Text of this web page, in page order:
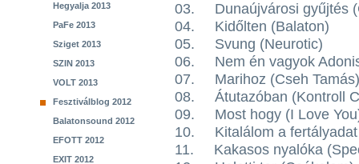
Hegyalja 2013
PaFe 2013
Sziget 2013
SZIN 2013
VOLT 2013
Fesztiválblog 2012
Balatonsound 2012
EFOTT 2012
EXIT 2012
03. Dunaújvárosi gyűjtés
04. Kidőlten (Balaton)
05. Svung (Neurotic)
06. Nem én vagyok
07. Marihoz (Cseh Tamás)
08. Átutazóban (Kontroll
09. Most hogy (I Love
10. Kitalálom a fertályadat
11. Kakasos nyalóka